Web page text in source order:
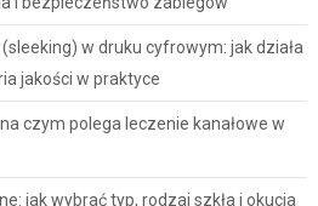
w druku cyfrowym: jak działa
jakości w praktyce
czym polega leczenie kanałowe w
jak wybrać typ, rodzaj szkła i okucia